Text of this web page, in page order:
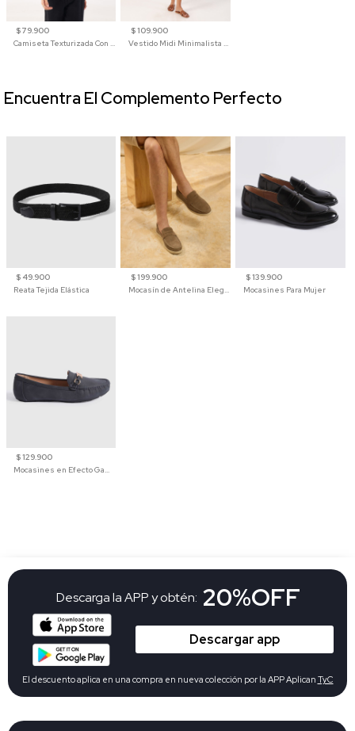
$ 79.900
$ 109.900
$ 49.900
Reata Tejida Elástica
$ 199.900
Mocasín de Antelina Elegante con Suela de Contraste Para Hombre
$ 139.900
Mocasines Para Mujer
$ 129.900
Mocasines en Efecto Gamuzado Para Mujer
Encuentra El Complemento Perfecto
Descarga la APP y obtén: 20%OFF
Descargar app
El descuento aplica en una compra en nueva colección por la APP Aplican TyC